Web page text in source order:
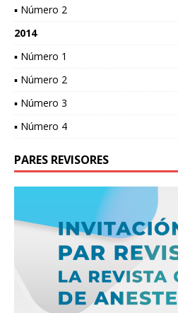
▪ Número 2
2014
▪ Número 1
▪ Número 2
▪ Número 3
▪ Número 4
PARES REVISORES